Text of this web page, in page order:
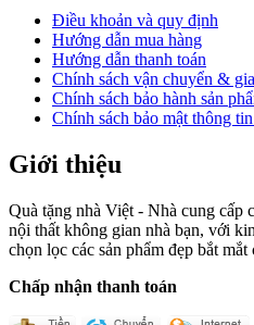
Điều khoản và quy định
Hướng dẫn mua hàng
Hướng dẫn thanh toán
Chính sách vận chuyển &
Chính sách bảo hành sản
Chính sách bảo mật thông
Giới thiệu
Quà tặng nhà Việt - Nhà cung cấp
nội thất không gian nhà bạn, với
chọn lọc các sản phẩm đẹp bắt
Chấp nhận thanh toán